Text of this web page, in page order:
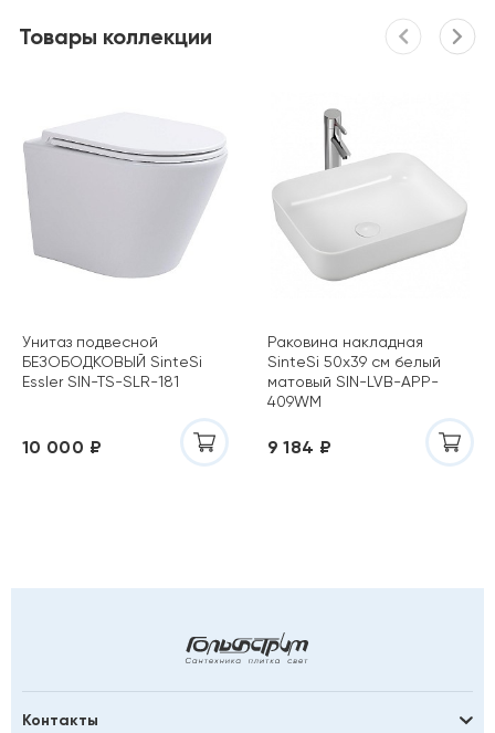
Товары коллекции
Унитаз подвесной
БЕЗОБОДКОВЫЙ SinteSi
Essler SIN-TS-SLR-181
10 000 ₽
Раковина накладная
SinteSi 50х39 см белый
матовый SIN-LVB-APP-
409WM
9 184 ₽
Контакты